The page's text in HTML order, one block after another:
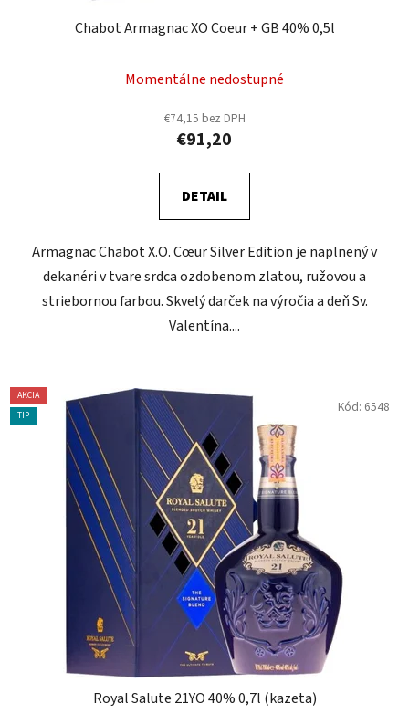
Chabot Armagnac XO Coeur + GB 40% 0,5l
Momentálne nedostupné
€74,15 bez DPH
€91,20
DETAIL
Armagnac Chabot X.O. Cœur Silver Edition je naplnený v
dekanéri v tvare srdca ozdobenom zlatou, ružovou a
striebornou farbou. Skvelý darček na výročia a deň Sv.
Valentína....
AKCIA
TIP
Royal Salute 21YO 40% 0,7l (kazeta)
Kód: 6548